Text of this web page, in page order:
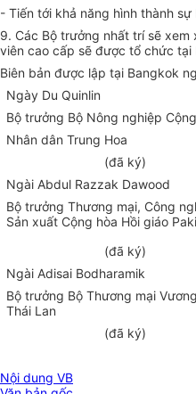
- Tiến tới khả năng hình thành
9. Các Bộ trưởng nhất trí sẽ
viên cao cấp sẽ được tổ chức
Biên bản được lập tại Bangkok
Ngày Du Quinlin
Bộ trưởng Bộ Nông nghiệp
Nhân dân Trung Hoa
(đã ký)
Ngài Abdul Razzak Dawood
Bộ trưởng Thương mại, Công
Sản xuất Cộng hòa Hồi giáo
(đã ký)
Ngài Adisai Bodharamik
Bộ trưởng Bộ Thương mại
Thái Lan
(đã ký)
Nội dung VB